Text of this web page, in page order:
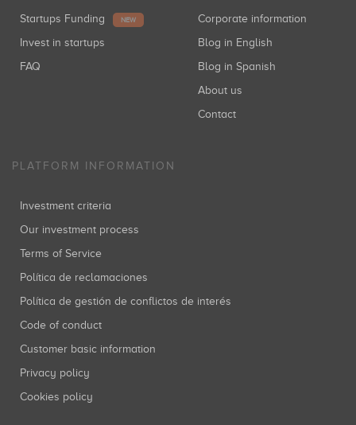
Startups Funding NEW
Invest in startups
FAQ
Corporate information
Blog in English
Blog in Spanish
About us
Contact
PLATFORM INFORMATION
Investment criteria
Our investment process
Terms of Service
Política de reclamaciones
Política de gestión de conflictos de interés
Code of conduct
Customer basic information
Privacy policy
Cookies policy